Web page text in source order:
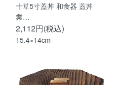
十草5寸蓋丼 和食器 蓋丼
業…
2,112円(税込)
15.4×14cm